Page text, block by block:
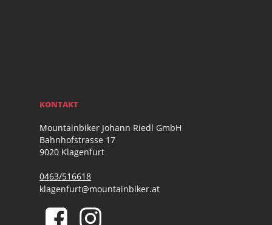
KONTAKT
Mountainbiker Johann Riedl GmbH
Bahnhofstrasse 17
9020 Klagenfurt
0463/516618
klagenfurt@mountainbiker.at